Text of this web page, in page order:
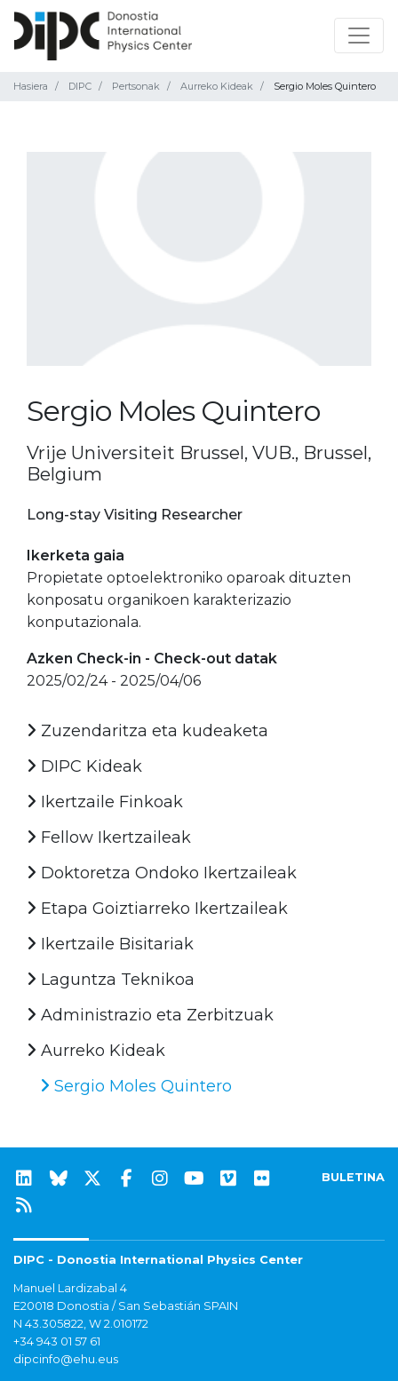
Hasiera DIPC Pertsonak Aurreko Kideak Sergio Moles Quintero
Sergio Moles Quintero
Vrije Universiteit Brussel, VUB., Brussel,
Belgium
Long-stay Visiting Researcher
Ikerketa gaia
Propietate optoelektroniko oparoak dituzten
konposatu organikoen karakterizazio
konputazionala.
Azken Check-in - Check-out datak
2025/02/24 - 2025/04/06
Zuzendaritza eta kudeaketa
DIPC Kideak
Ikertzaile Finkoak
Fellow Ikertzaileak
Doktoretza Ondoko Ikertzaileak
Etapa Goiztiarreko Ikertzaileak
Ikertzaile Bisitariak
Laguntza Teknikoa
Administrazio eta Zerbitzuak
Aurreko Kideak
Sergio Moles Quintero
BULETINA
DIPC - Donostia International Physics Center
Manuel Lardizabal 4
E20018 Donostia / San Sebastián SPAIN
N 43.305822, W 2.010172
+34 943 01 57 61
dipcinfo@ehu.eus